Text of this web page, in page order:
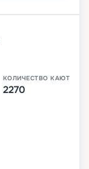
КОЛИЧЕСТВО КАЮТ
2270